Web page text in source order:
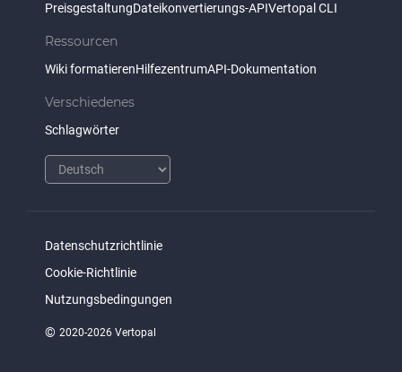
PreisgestaltungDateikonvertierungs-APIVertopal CLI
Ressourcen
Wiki formatierenHilfezentrumAPI-Dokumentation
Verschiedenes
Schlagwörter
Datenschutzrichtlinie
Cookie-Richtlinie
Nutzungsbedingungen
© 2020-2026 Vertopal